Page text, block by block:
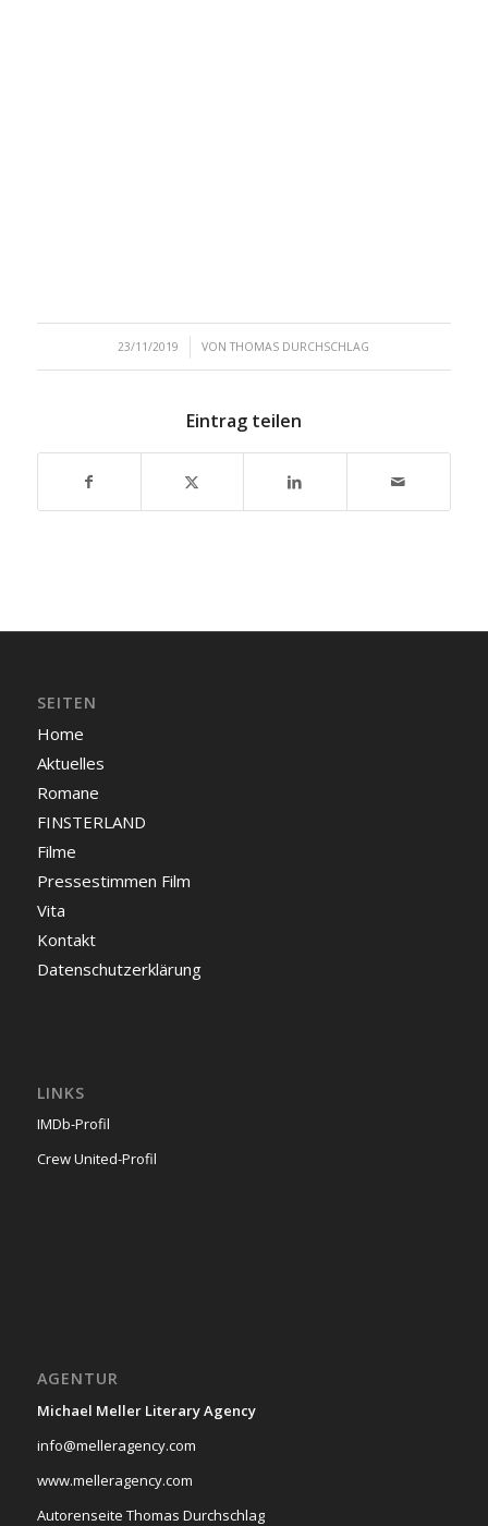
23/11/2019
/ VONTHOMAS DURCHSCHLAG
Eintrag teilen
SEITEN
Home
Aktuelles
Romane
FINSTERLAND
Filme
Pressestimmen Film
Vita
Kontakt
Datenschutzerklärung
LINKS
IMDb-Profil
Crew United-Profil
AGENTUR
Michael Meller Literary Agency
info@melleragency.com
www.melleragency.com
Autorenseite Thomas Durchschlag